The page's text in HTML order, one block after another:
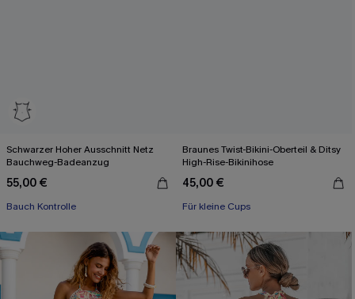
Schwarzer Hoher Ausschnitt Netz
Bauchweg-Badeanzug
55,00 €
Bauch Kontrolle
Braunes Twist-Bikini-Oberteil & Ditsy
High-Rise-Bikinihose
45,00 €
Für kleine Cups